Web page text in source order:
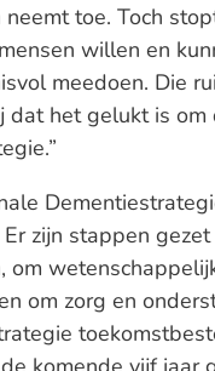
toe. Toch
willen en
meedoen. Die
het gelukt is
zijn stappen
om zorg en